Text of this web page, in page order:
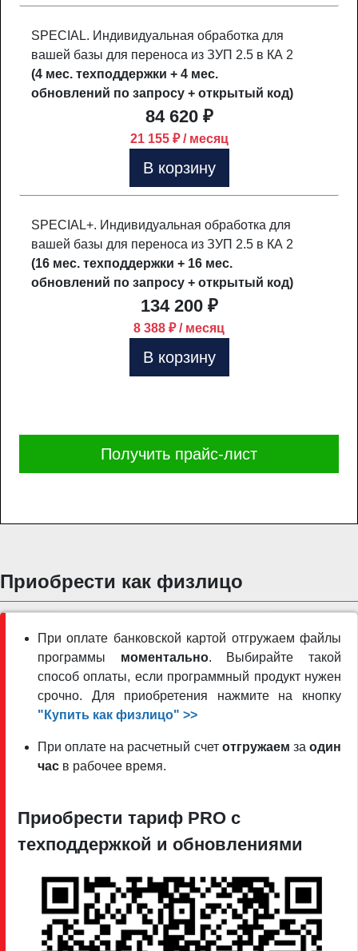
SPECIAL. Индивидуальная обработка для
вашей базы для переноса из ЗУП 2.5 в КА 2
(4 мес. техподдержки + 4 мес.
обновлений по запросу + открытый код)
84 620 ₽
21 155 ₽ / месяц
В корзину
SPECIAL+. Индивидуальная обработка для
вашей базы для переноса из ЗУП 2.5 в КА 2
(16 мес. техподдержки + 16 мес.
обновлений по запросу + открытый код)
134 200 ₽
8 388 ₽ / месяц
В корзину
Получить прайс-лист
Приобрести как физлицо
При оплате банковской картой отгружаем файлы
программы моментально. Выбирайте такой
способ оплаты, если программный продукт нужен
срочно. Для приобретения нажмите на кнопку
"Купить как физлицо" >>
При оплате на расчетный счет отгружаем заодин
час в рабочее время.
Приобрести тариф PRO c
техподдержкой и обновлениями